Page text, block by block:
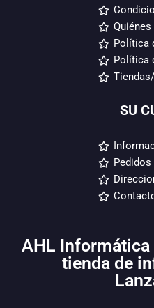
Política
Política
SU
Pedidos
AHL Informática
tienda de